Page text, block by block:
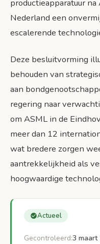
productieapparatuur
Nederland een
escalerende
Deze besluitvorming
behouden van
aan
regering naar
om ASML in de
meer dan 12
wat bredere zorgen
aantrekkelijkheid als
hoogwaardige
Actueel
Gecontroleerd:3 maart